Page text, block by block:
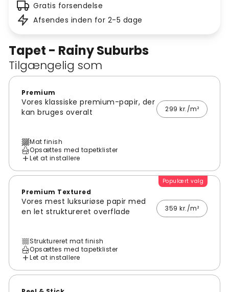
Tapet - Rainy Suburbs
Tilgængelig som
Premium
Vores klassiske premium-papir, der
kan bruges overalt
299 kr./m²
Mat finish
Opsættes med tapetklister
Let at installere
Populært valg
Premium Textured
Vores mest luksuriøse papir med
en let struktureret overflade
359 kr./m²
Struktureret mat finish
Opsættes med tapetklister
Let at installere
Gratis forsendelse
Afsendes inden for 2-5 dage